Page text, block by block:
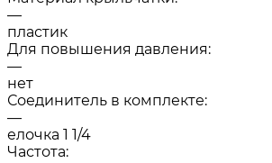
—
пластик
Для повышения давления:
—
нет
Соединитель в комплекте:
—
елочка 1 1/4
Частота: